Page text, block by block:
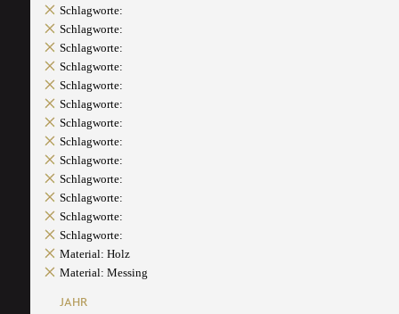
Schlagworte:
Schlagworte:
Schlagworte:
Schlagworte:
Schlagworte:
Schlagworte:
Schlagworte:
Schlagworte:
Schlagworte:
Schlagworte:
Schlagworte:
Schlagworte:
Schlagworte:
Material: Holz
Material: Messing
JAHR